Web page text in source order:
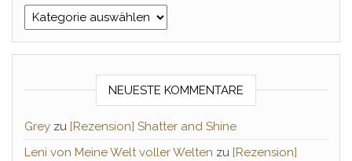
Kategorien
NEUESTE KOMMENTARE
Grey zu [Rezension] Shatter and Shine
Leni von Meine Welt voller Welten zu [Rezension]